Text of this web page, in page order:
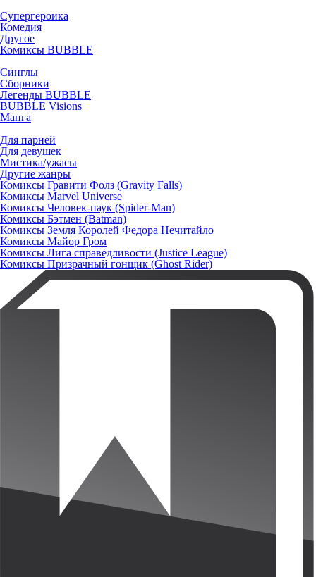
Супергероика
Комедия
Другое
Комиксы BUBBLE
Синглы
Сборники
Легенды BUBBLE
BUBBLE Visions
Манга
Для парней
Для девушек
Мистика/ужасы
Другие жанры
Комиксы Гравити Фолз (Gravity Falls)
Комиксы Marvel Universe
Комиксы Человек-паук (Spider-Man)
Комиксы Бэтмен (Batman)
Комиксы Земля Королей Федора Нечитайло
Комиксы Майор Гром
Комиксы Лига справедливости (Justice League)
Комиксы Призрачный гонщик (Ghost Rider)